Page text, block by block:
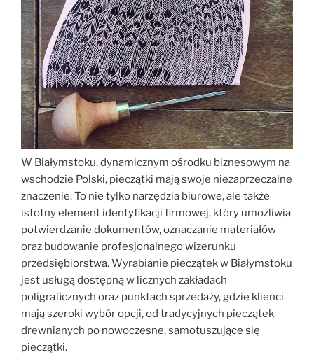
W Białymstoku, dynamicznym ośrodku biznesowym na
wschodzie Polski, pieczątki mają swoje niezaprzeczalne
znaczenie. To nie tylko narzędzia biurowe, ale także
istotny element identyfikacji firmowej, który umożliwia
potwierdzanie dokumentów, oznaczanie materiałów
oraz budowanie profesjonalnego wizerunku
przedsiębiorstwa. Wyrabianie pieczątek w Białymstoku
jest usługą dostępną w licznych zakładach
poligraficznych oraz punktach sprzedaży, gdzie klienci
mają szeroki wybór opcji, od tradycyjnych pieczątek
drewnianych po nowoczesne, samotuszujące się
pieczątki.